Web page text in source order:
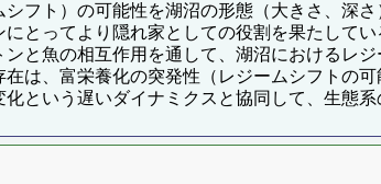
フト）の可能性を湖沼の形態（大きさ、深
とってより隠れ家としての役割を果たして
と魚の相互作用を通して、湖沼におけるレ
は、富栄養化の突発性（レジームシフトの
という遅いダイナミクスと協同して、生態